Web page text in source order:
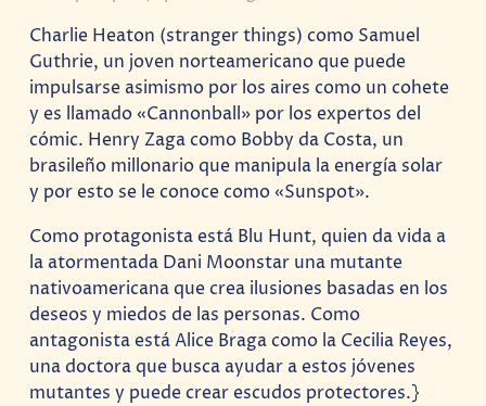
Charlie Heaton (stranger things) como Samuel
Guthrie, un joven norteamericano que puede
impulsarse asimismo por los aires como un cohete
y es llamado «Cannonball» por los expertos del
cómic. Henry Zaga como Bobby da Costa, un
brasileño millonario que manipula la energía solar
y por esto se le conoce como «Sunspot».
Como protagonista está Blu Hunt, quien da vida a
la atormentada Dani Moonstar una mutante
nativoamericana que crea ilusiones basadas en los
deseos y miedos de las personas. Como
antagonista está Alice Braga como la Cecilia Reyes,
una doctora que busca ayudar a estos jóvenes
mutantes y puede crear escudos protectores.}